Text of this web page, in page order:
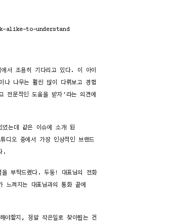
alike-to-understand
서 조용히 기다리고 있다. 이 아이
나 나무는 훨씬 많이 다뤄보고 경험
전문적인 도움을 받자’라는 의견에
는데 같은 이슈에 소개 된
오 중에서 가장 인상적인 브랜드
.
부탁드렸다. 두둥! 대표님의 전화
느껴지는 대표님과의 통화 끝에
야할지, 정말 작은일로 찾아뵙는 건